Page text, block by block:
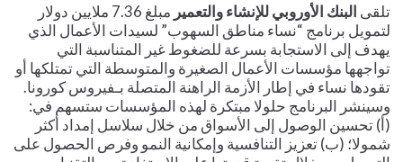
تلقى البنك الأوروبي للإنشاء والتعمير
مبلغ 7.36 ملايين دولار
لتمويل برنامج “نساء مناطق السهوب” لسيدات الأعمال الذي
يهدف إلى الاستجابة بسرعة للضغوط غير المتناسبة التي
تواجهها مؤسسات الأعمال الصغيرة والمتوسطة التي تمتلكها أو
تقودها نساء في إطار الأزمة الراهنة المتصلة بـفيروس كورونا.
وسينشر البرنامج حلولا مبتكرة لهذه المؤسسات ستسهم في:
(أ) تحسين الوصول إلى الأسواق من خلال سلاسل إمداد أكثر
شمولا؛ (ب) تعزيز التنافسية وإمكانية النمو وفرص الحصول على